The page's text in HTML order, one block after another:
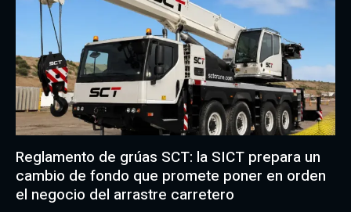
Reglamento de grúas SCT: la SICT prepara un
cambio de fondo que promete poner en orden
el negocio del arrastre carretero